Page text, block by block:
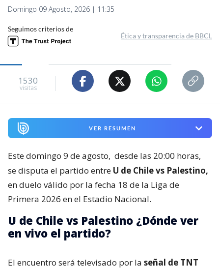
Domingo 09 Agosto, 2026 | 11:35
Seguimos criterios de
Ética y transparencia de BBCL
1530
visitas
VER RESUMEN
Este domingo 9 de agosto, desde las 20:00 horas,
se disputa el partido entre U de Chile vs Palestino,
en duelo válido por la fecha 18 de la Liga de
Primera 2026 en el Estadio Nacional.
U de Chile vs Palestino ¿Dónde ver
en vivo el partido?
El encuentro será televisado por la señal de TNT